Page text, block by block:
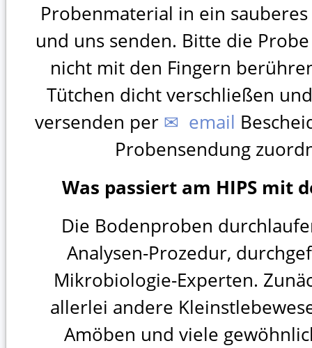
Probenmaterial in ein
und uns senden. Bitte die
nicht mit den Fingern
Tütchen dicht verschließen
versenden per ✉ email
Probensendung
Was passiert am HIPS mit
Die Bodenproben
Analysen-Prozedur,
Mikrobiologie-Experten.
allerlei andere
Amöben und viele